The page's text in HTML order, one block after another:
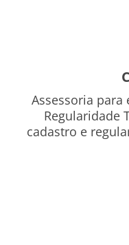
Assessoria para
Regularidade
cadastro e